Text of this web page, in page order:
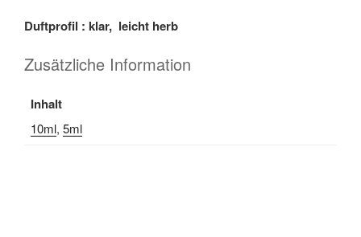
Duftprofil : klar, leicht herb
Zusätzliche Information
Inhalt
10ml, 5ml